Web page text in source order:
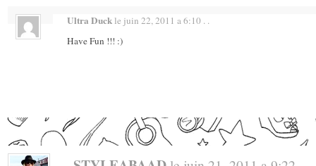
Ultra Duck le juin 22, 2011 a 6:10 . .
Have Fun !!! :)